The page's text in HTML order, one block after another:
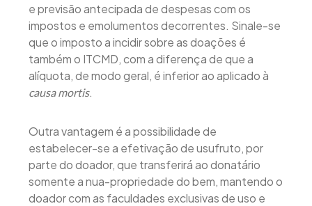
e previsão antecipada de despesas com os
impostos e emolumentos decorrentes. Sinale-se
que o imposto a incidir sobre as doações é
também o ITCMD, com a diferença de que a
alíquota, de modo geral, é inferior ao aplicado à
causa mortis.
Outra vantagem é a possibilidade de
estabelecer-se a efetivação de usufruto, por
parte do doador, que transferirá ao donatário
somente a nua-propriedade do bem, mantendo o
doador com as faculdades exclusivas de uso e